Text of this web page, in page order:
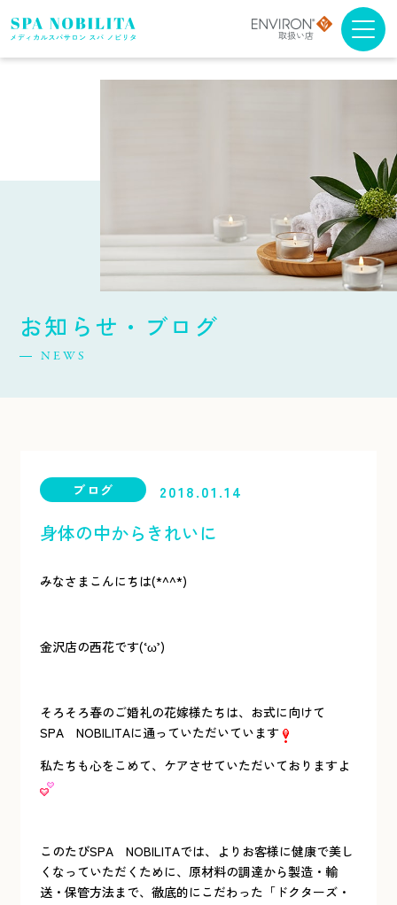
メニュー・料金
スパノビリタについて
取扱商品について
お知らせ・ブログ
NEWS
ブログ 2018.01.14
身体の中からきれいに
みなさまこんにちは(*^^*)
金沢店の西花です(‘ω’)
そろそろ春のご婚礼の花嫁様たちは、お式に向けて
SPA NOBILITAに通っていただいています
私たちも心をこめて、ケアさせていただいておりますよ
このたびSPA NOBILITAでは、よりお客様に健康で美し
くなっていただくために、原材料の調達から製造・輸
送・保管方法まで、徹底的にこだわった「ドクターズ・